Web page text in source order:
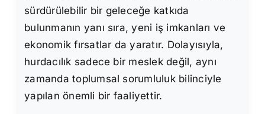
sürdürülebilir bir geleceğe katkıda
bulunmanın yanı sıra, yeni iş imkanları ve
ekonomik fırsatlar da yaratır. Dolayısıyla,
hurdacılık sadece bir meslek değil, aynı
zamanda toplumsal sorumluluk bilinciyle
yapılan önemli bir faaliyettir.